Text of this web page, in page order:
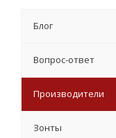
Блог
Вопрос-ответ
Производители
Зонты